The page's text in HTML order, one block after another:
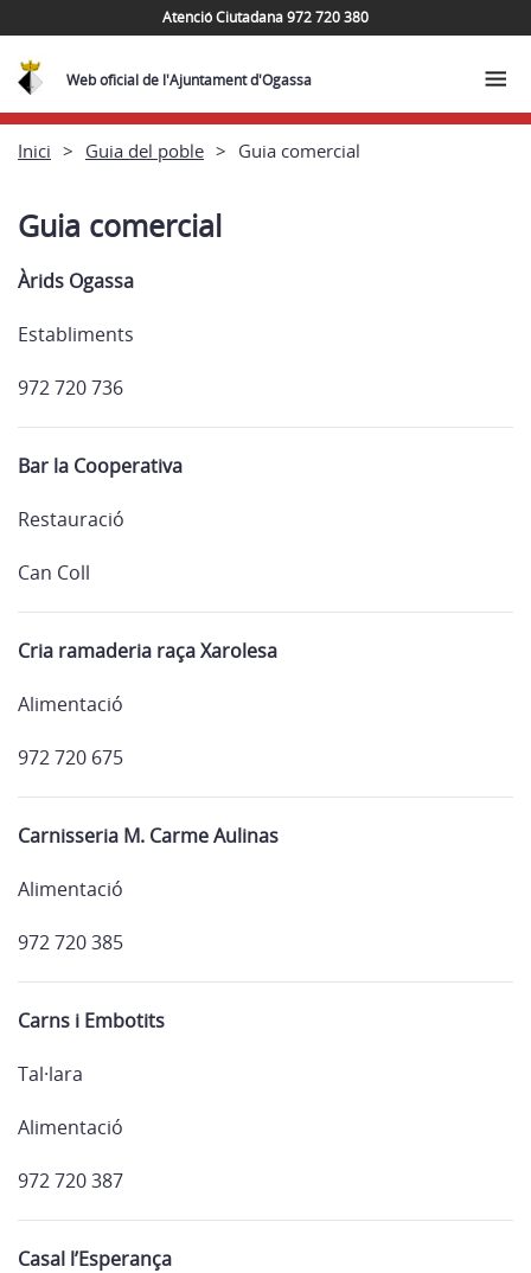
Atenció Ciutadana 972 720 380
Web oficial de l'Ajuntament d'Ogassa
Inici Guia del poble Guia comercial
Guia comercial
Àrids Ogassa
Establiments
972 720 736
Bar la Cooperativa
Restauració
Can Coll
Cria ramaderia raça Xarolesa
Alimentació
972 720 675
Carnisseria M. Carme Aulinas
Alimentació
972 720 385
Carns i Embotits
Tal·lara
Alimentació
972 720 387
Casal l’Esperança